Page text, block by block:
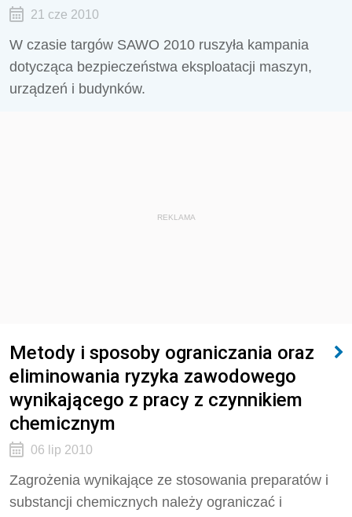
21 cze 2010
W czasie targów SAWO 2010 ruszyła kampania
dotycząca bezpieczeństwa eksploatacji maszyn,
urządzeń i budynków.
REKLAMA
Metody i sposoby ograniczania oraz
eliminowania ryzyka zawodowego
wynikającego z pracy z czynnikiem
chemicznym
06 lip 2010
Zagrożenia wynikające ze stosowania preparatów i
substancji chemicznych należy ograniczać i